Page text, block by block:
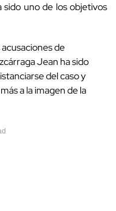
uno de los objetivos
de
Jean ha sido
del caso y
a la imagen de la